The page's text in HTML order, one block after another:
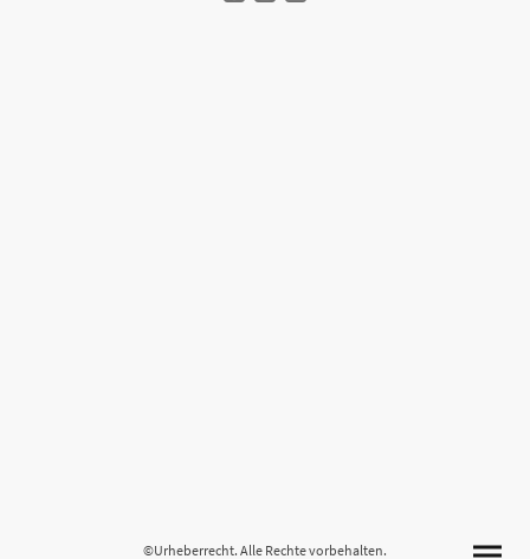
©Urheberrecht. Alle Rechte vorbehalten.